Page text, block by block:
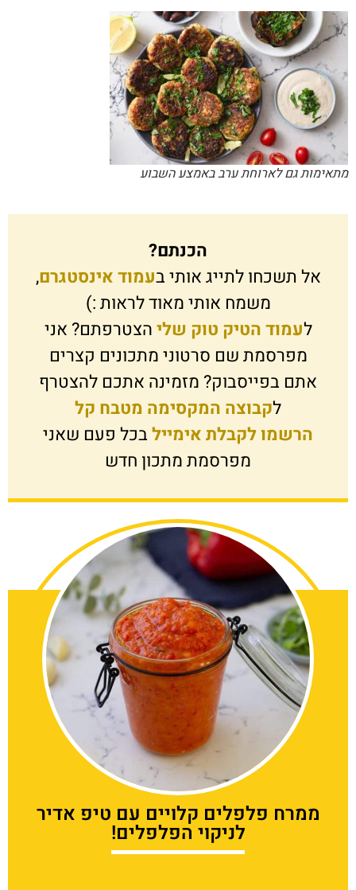
מתאימות גם לארוחת ערב באמצע השבוע
הכנתם?
אל תשכחו לתייג אותי בעמוד אינסטגרם,
משמח אותי מאוד לראות :)
לעמוד הטיק טוק שליהצטרפתם? אני
מפרסמת שם סרטוני מתכונים קצרים
אתם בפייסבוק? מזמינה אתכם להצטרף
לקבוצה המקסימה מטבח קל
הרשמו לקבלת אימיילבכל פעם שאני
מפרסמת מתכון חדש
ממרח פלפלים קלויים עם טיפ אדיר
לניקוי הפלפלים!